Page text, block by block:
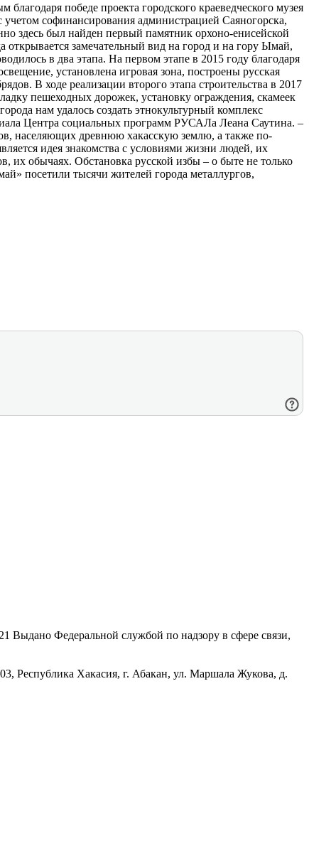
победе проекта городского краеведческого музея
софинансирования администрацией Саяногорска,
здесь был найден первый памятник орхоно-енисейской
замечательный вид на город и на гору Ымай,
в два этапа. На первом этапе в 2015 году благодаря
установлена игровая зона, построены русская
В ходе реализации второго этапа строительства в 2017
пешеходных дорожек, установку ограждения, скамеек
нам удалось создать этнокультурный комплекс
Центра социальных программ РУСАЛа Леана Саутина. –
населяющих древнюю хакасскую землю, а также по-
идея знакомства с условиями жизни людей, их
их обычаях. Обстановка русской избы – о быте не только
посетили тысячи жителей города металлургов,
Федеральной службой по надзору в сфере связи,
Республика Хакасия, г. Абакан, ул. Маршала Жукова, д.